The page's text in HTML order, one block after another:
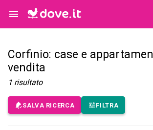
Corfinio: case e
vendita
1 risultato
SALVA RICERCA FILTRA